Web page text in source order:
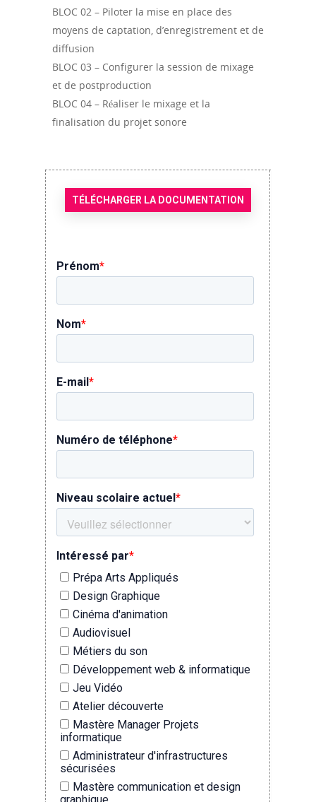
BLOC 02 – Piloter la mise en place des
moyens de captation, d’enregistrement et de
diffusion
BLOC 03 – Configurer la session de mixage
et de postproduction
BLOC 04 – Réaliser le mixage et la
finalisation du projet sonore
TÉLÉCHARGER LA DOCUMENTATION